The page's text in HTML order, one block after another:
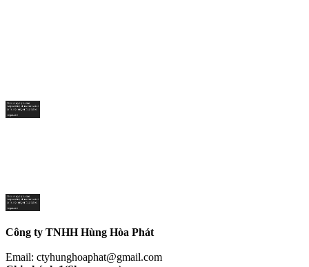
Công ty TNHH Hùng Hòa Phát
Email: ctyhunghoaphat@gmail.com